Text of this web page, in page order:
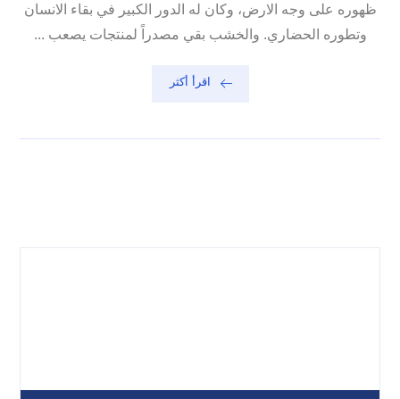
ظهوره على وجه الارض، وكان له الدور الكبير في بقاء الانسان
وتطوره الحضاري. والخشب بقي مصدراً لمنتجات يصعب ...
اقرأ أكثر